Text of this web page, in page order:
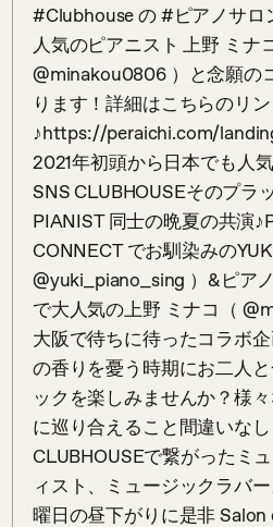
#Clubhouse の #ピアノサロ
人気のピアニスト 上野 ミナ
@minakou0806 ）と念願の
ります！詳細はこちらのリン
♪https://peraichi.com/
2021年初頭から日本でも人
SNS CLUBHOUSEそのプラ
PIANIST 同士の晩夏の共演
CONNECT でお馴染みの
@yuki_piano_sing ）&ピア
で大人気の上野 ミナコ（
大阪で待ちに待ったコラボ
の香りを憂う時期にお二人
ックを楽しみませんか？様
に巡り合えること間違いな
CLUBHOUSEで繋がったミ
ィスト、ミュージックラバ
曜日の昼下がりに是非